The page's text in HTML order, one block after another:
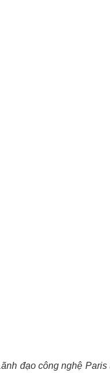
đạo công nghệ